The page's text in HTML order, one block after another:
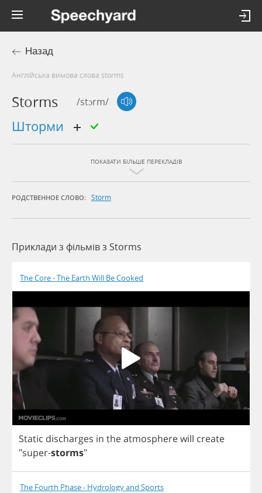
Назад
Англійська вимова слова storms
Storms /stɔrm/
шторми
ПОКАЗАТИ БІЛЬШЕ ПЕРЕКЛАДІВ
РОДСТВЕННОЕ СЛОВО: Storm
Приклади з фільмів з Storms
The Core - The Earth Will Be Cooked
Static discharges in theatmospherewill create
"super-storms"
The Fourth Phase - Hydrology and Sports